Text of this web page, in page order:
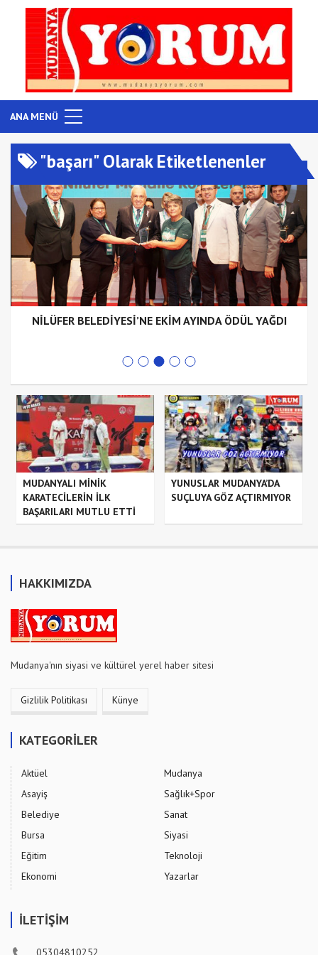
ANA MENÜ
"başarı" Olarak Etiketlenenler
NİLÜFER BELEDİYESİ’NE EKİM AYINDA ÖDÜL YAĞDI
MUDANYALI MİNİK
KARATECİLERİN İLK
BAŞARILARI MUTLU ETTİ
YUNUSLAR MUDANYA’DA
SUÇLUYA GÖZ AÇTIRMIYOR
HAKKIMIZDA
Mudanya'nın siyasi ve kültürel yerel haber sitesi
Gizlilik Politikası Künye
KATEGORİLER
Aktüel
Asayiş
Belediye
Bursa
Eğitim
Ekonomi
Mudanya
Sağlık+Spor
Sanat
Siyasi
Teknoloji
Yazarlar
İLETİŞİM
05304810252